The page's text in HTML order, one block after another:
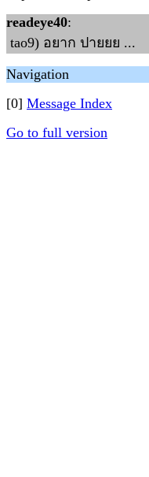
readeye40:
tao9) อยาก ปายยย ...
Navigation
[0] Message Index
Go to full version